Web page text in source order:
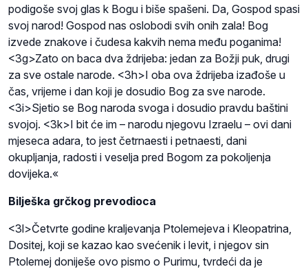
podigoše svoj glas k Bogu i biše spašeni. Da, Gospod spasi
svoj narod! Gospod nas oslobodi svih onih zala! Bog
izvede znakove i čudesa kakvih nema među poganima!
<3g>Zato on baca dva ždrijeba: jedan za Božji puk, drugi
za sve ostale narode. <3h>I oba ova ždrijeba izađoše u
čas, vrijeme i dan koji je dosudio Bog za sve narode.
<3i>Sjetio se Bog naroda svoga i dosudio pravdu baštini
svojoj. <3k>I bit će im – narodu njegovu Izraelu – ovi dani
mjeseca adara, to jest četrnaesti i petnaesti, dani
okupljanja, radosti i veselja pred Bogom za pokoljenja
dovijeka.«
Bilješka grčkog prevodioca
<3l>Četvrte godine kraljevanja Ptolemejeva i Kleopatrina,
Dositej, koji se kazao kao svećenik i levit, i njegov sin
Ptolemej doniješe ovo pismo o Purimu, tvrdeći da je